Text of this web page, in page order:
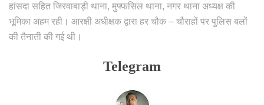
हांसदा सहित जिरवाबाड़ी थाना, मुफ्फसिल थाना, नगर थाना अध्यक्ष की
भूमिका अहम रही। आरक्षी अधीक्षक द्वारा हर चौक – चौराहों पर पुलिस बलों
की तैनाती की गई थी।
Telegram